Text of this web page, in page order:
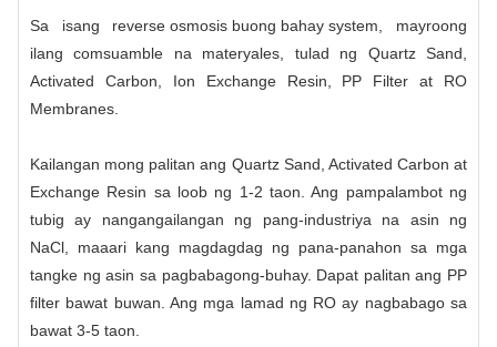
Sa isang reverse osmosis buong bahay system, mayroong
ilang comsuamble na materyales, tulad ng Quartz Sand,
Activated Carbon, Ion Exchange Resin, PP Filter at RO
Membranes.
Kailangan mong palitan ang Quartz Sand, Activated Carbon at
Exchange Resin sa loob ng 1-2 taon. Ang pampalambot ng
tubig ay nangangailangan ng pang-industriya na asin ng
NaCl, maaari kang magdagdag ng pana-panahon sa mga
tangke ng asin sa pagbabagong-buhay. Dapat palitan ang PP
filter bawat buwan. Ang mga lamad ng RO ay nagbabago sa
bawat 3-5 taon.